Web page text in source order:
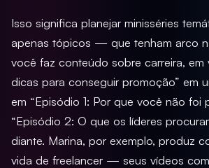
Isso significa planejar minisséries
apenas tópicos — que tenham arco
você faz conteúdo sobre carreira, em
dicas para conseguir promoção” em
em “Episódio 1: Por que você não foi
“Episódio 2: O que os líderes
diante. Marina, por exemplo, produz
vida de freelancer — seus vídeos